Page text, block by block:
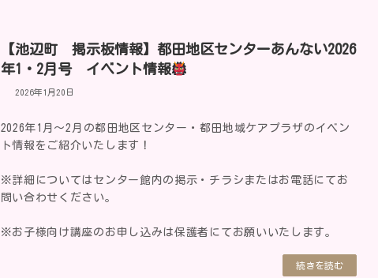
【池辺町 掲示板情報】都田地区センターあんない2026
年1・2月号 イベント情報
2026年1月20日
2026年1月～2月の都田地区センター・都田地域ケアプラザのイベン
ト情報をご紹介いたします！
※詳細についてはセンター館内の掲示・チラシまたはお電話にてお
問い合わせください。
※お子様向け講座のお申し込みは保護者にてお願いいたします。
続きを読む